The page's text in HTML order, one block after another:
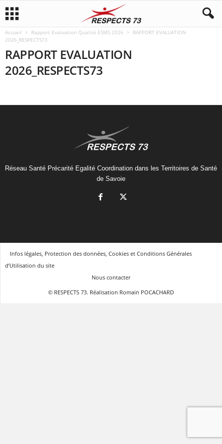
Accueil Rapport Evaluation Qualité ESMS 2026
RAPPORT EVALUATION
2026_RESPECTS73
RAPPORT EVALUATION
2026_RESPECTS73
Réseau Santé Précarité Egalité Coordination dans les Territoires de Santé
de Savoie
Infos légales, Protection des données, Cookies et Conditions Générales
d’Utilisation du site
Nous contacter
© RESPECTS 73. Réalisation Romain POCACHARD